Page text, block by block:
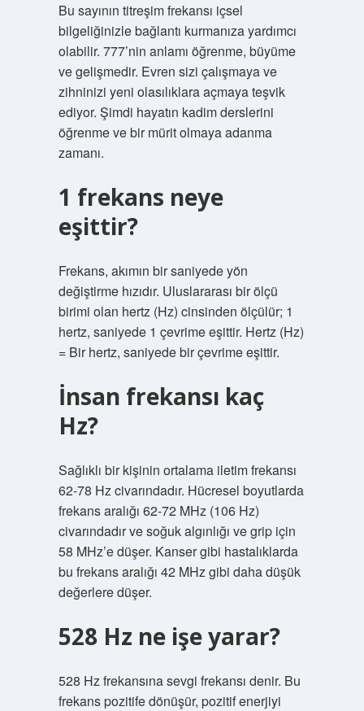
Bu sayının titreşim frekansı içsel
bilgeliğinizle bağlantı kurmanıza yardımcı
olabilir. 777’nin anlamı öğrenme, büyüme
ve gelişmedir. Evren sizi çalışmaya ve
zihninizi yeni olasılıklara açmaya teşvik
ediyor. Şimdi hayatın kadim derslerini
öğrenme ve bir mürit olmaya adanma
zamanı.
1 frekans neye
eşittir?
Frekans, akımın bir saniyede yön
değiştirme hızıdır. Uluslararası bir ölçü
birimi olan hertz (Hz) cinsinden ölçülür; 1
hertz, saniyede 1 çevrime eşittir. Hertz (Hz)
= Bir hertz, saniyede bir çevrime eşittir.
İnsan frekansı kaç
Hz?
Sağlıklı bir kişinin ortalama iletim frekansı
62-78 Hz civarındadır. Hücresel boyutlarda
frekans aralığı 62-72 MHz (106 Hz)
civarındadır ve soğuk algınlığı ve grip için
58 MHz’e düşer. Kanser gibi hastalıklarda
bu frekans aralığı 42 MHz gibi daha düşük
değerlere düşer.
528 Hz ne işe yarar?
528 Hz frekansına sevgi frekansı denir. Bu
frekans pozitife dönüşür, pozitif enerjiyi